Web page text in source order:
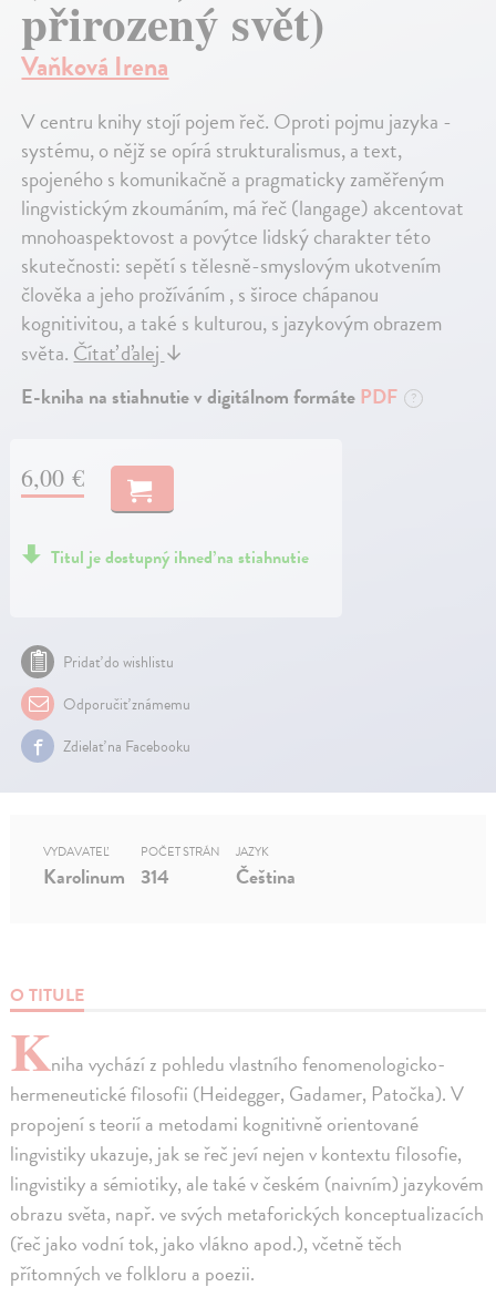
přirozený svět)
Vaňková Irena
V centru knihy stojí pojem řeč. Oproti pojmu jazyka -
systému, o nějž se opírá strukturalismus, a text,
spojeného s komunikačně a pragmaticky zaměřeným
lingvistickým zkoumáním, má řeč (langage) akcentovat
mnohoaspektovost a povýtce lidský charakter této
skutečnosti: sepětí s tělesně-smyslovým ukotvením
člověka a jeho prožíváním , s široce chápanou
kognitivitou, a také s kulturou, s jazykovým obrazem
světa.Čítať ďalej↓
E-kniha na stiahnutie v digitálnom formátePDF ?
6,00 €
Titul je dostupný ihneď na stiahnutie
Pridať do wishlistu
Odporučiť známemu
Zdielať na Facebooku
O TITULE
Kniha vychází z pohledu vlastního fenomenologicko-
hermeneutické filosofii (Heidegger, Gadamer, Patočka). V
propojení s teorií a metodami kognitivně orientované
lingvistiky ukazuje, jak se řeč jeví nejen v kontextu filosofie,
lingvistiky a sémiotiky, ale také v českém (naivním) jazykovém
obrazu světa, např. ve svých metaforických konceptualizacích
(řeč jako vodní tok, jako vlákno apod.), včetně těch
přítomných ve folkloru a poezii.
VYDAVATEĽ
Karolinum
POČET STRÁN
314
JAZYK
Čeština